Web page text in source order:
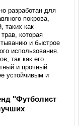
разработан для
покрова,
таких как
которая
и быстрое
использования.
так как его
и прочный
устойчивым и
"Футболист